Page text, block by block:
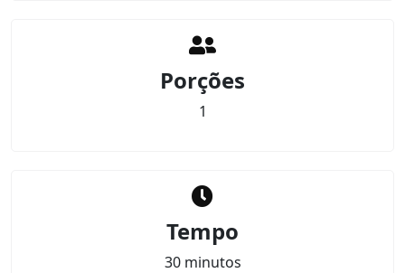
Porções
1
Tempo
30 minutos